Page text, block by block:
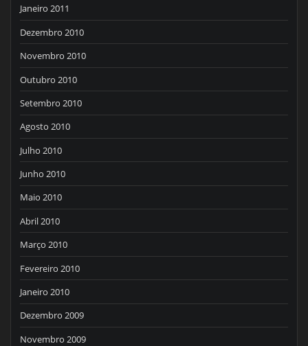
Janeiro 2011
Dezembro 2010
Novembro 2010
Outubro 2010
Setembro 2010
Agosto 2010
Julho 2010
Junho 2010
Maio 2010
Abril 2010
Março 2010
Fevereiro 2010
Janeiro 2010
Dezembro 2009
Novembro 2009